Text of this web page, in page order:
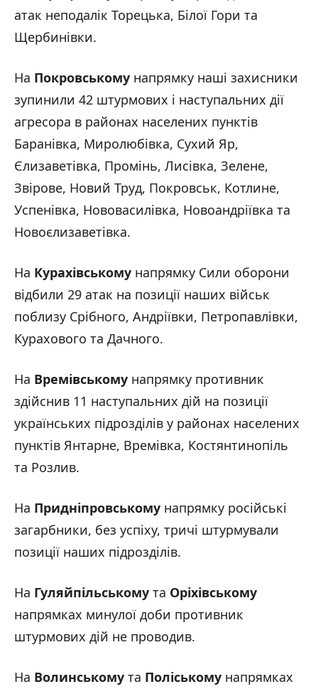
атак неподалік Торецька, Білої Гори та
Щербинівки.
На Покровському напрямку наші захисники
зупинили 42 штурмових і наступальних дії
агресора в районах населених пунктів
Баранівка, Миролюбівка, Сухий Яр,
Єлизаветівка, Промінь, Лисівка, Зелене,
Звірове, Новий Труд, Покровськ, Котлине,
Успенівка, Нововасилівка, Новоандріївка та
Новоєлизаветівка.
На Курахівському напрямку Сили оборони
відбили 29 атак на позиції наших військ
поблизу Срібного, Андріївки, Петропавлівки,
Курахового та Дачного.
На Времівському напрямку противник
здійснив 11 наступальних дій на позиції
українських підрозділів у районах населених
пунктів Янтарне, Времівка, Костянтинопіль
та Розлив.
На Придніпровському напрямку російські
загарбники, без успіху, тричі штурмували
позиції наших підрозділів.
На Гуляйпільському та Оріхівському
напрямках минулої доби противник
штурмових дій не проводив.
На Волинському та Поліському напрямках